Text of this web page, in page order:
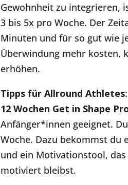
Gewohnheit zu integrieren,
3 bis 5x pro Woche. Der
Minuten und für so gut wie
Überwindung mehr kosten,
erhöhen.
Tipps für Allround Athletes
12 Wochen Get in Shape
Anfänger*innen geeignet.
Woche. Dazu bekommst du
und ein Motivationstool,
motiviert bleibst.